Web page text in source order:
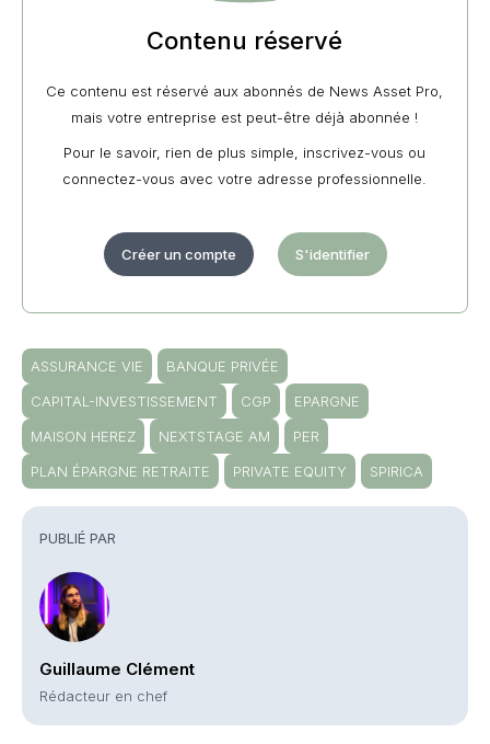
PUBLIÉ PAR
Guillaume Clément
Rédacteur en chef
Contenu réservé
Ce contenu est réservé aux abonnés de News Asset Pro,
mais votre entreprise est peut-être déjà abonnée !
Pour le savoir, rien de plus simple, inscrivez-vous ou
connectez-vous avec votre adresse professionnelle.
Créer un compte S'identifier
ASSURANCE VIE
BANQUE PRIVÉE
CAPITAL-INVESTISSEMENT
CGP
EPARGNE
MAISON HEREZ
NEXTSTAGE AM
PER
PLAN ÉPARGNE RETRAITE
PRIVATE EQUITY SPIRICA